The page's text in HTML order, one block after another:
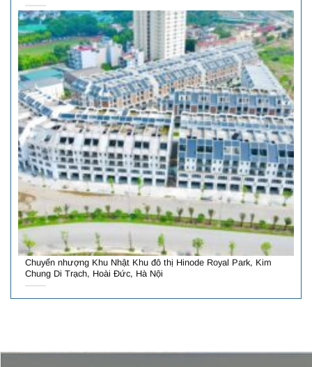
Chuyển nhượng Khu Nhật Khu đô thị Hinode Royal Park, Kim
Chung Di Trạch, Hoài Đức, Hà Nội